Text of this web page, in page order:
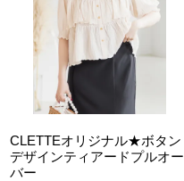
CLETTEオリジナル★ボタン
デザインティアードプルオー
バー